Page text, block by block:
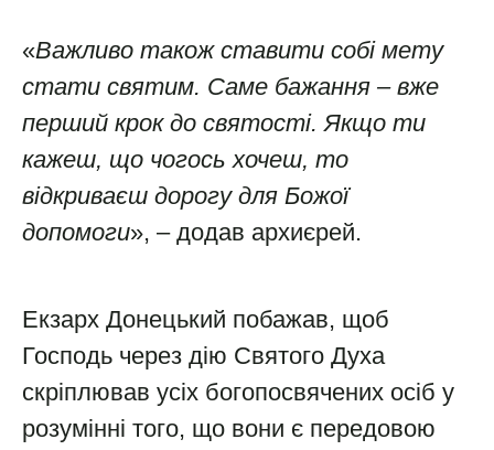
«Важливо також ставити собі мету
стати святим. Саме бажання – вже
перший крок до святості. Якщо ти
кажеш, що чогось хочеш, то
відкриваєш дорогу для Божої
допомоги», – додав архиєрей.
Екзарх Донецький побажав, щоб
Господь через дію Святого Духа
скріплював усіх богопосвячених осіб у
розумінні того, що вони є передовою